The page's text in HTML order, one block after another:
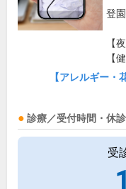
登
【
【
【アレルギー・
診療／受付時間・休診
受
1